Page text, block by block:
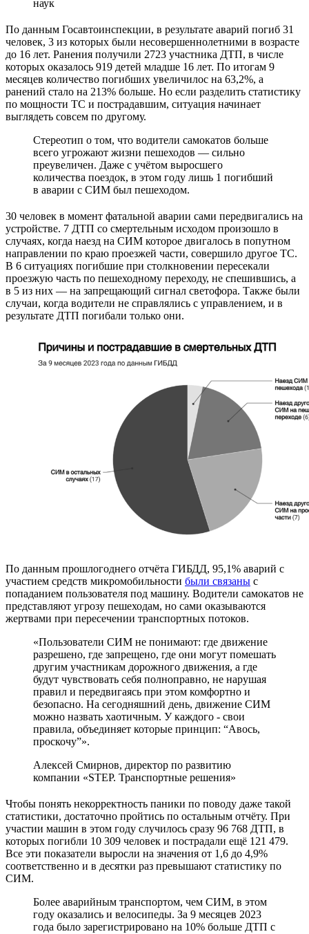
наук
По данным Госавтоинспекции, в результате аварий погиб 31
человек, 3 из которых были несовершеннолетними в возрасте
до 16 лет. Ранения получили 2723 участника ДТП, в числе
которых оказалось 919 детей младше 16 лет. По итогам 9
месяцев количество погибших увеличилос на 63,2%, а
ранений стало на 213% больше. Но если разделить статистику
по мощности ТС и пострадавшим, ситуация начинает
выглядеть совсем по другому.
Стереотип о том, что водители самокатов больше
всего угрожают жизни пешеходов — сильно
преувеличен. Даже с учётом выросшего
количества поездок, в этом году лишь 1 погибший
в аварии с СИМ был пешеходом.
30 человек в момент фатальной аварии сами передвигались на
устройстве. 7 ДТП со смертельным исходом произошло в
случаях, когда наезд на СИМ которое двигалось в попутном
направлении по краю проезжей части, совершило другое ТС.
В 6 ситуациях погибшие при столкновении пересекали
проезжую часть по пешеходному переходу, не спешившись, а
в 5 из них — на запрещающий сигнал светофора. Также были
случаи, когда водители не справлялись с управлением, и в
результате ДТП погибали только они.
По данным прошлогоднего отчёта ГИБДД, 95,1% аварий с
участием средств микромобильности были связаны с
попаданием пользователя под машину. Водители самокатов не
представляют угрозу пешеходам, но сами оказываются
жертвами при пересечении транспортных потоков.
«Пользователи СИМ не понимают: где движение
разрешено, где запрещено, где они могут помешать
другим участникам дорожного движения, а где
будут чувствовать себя полноправно, не нарушая
правил и передвигаясь при этом комфортно и
безопасно. На сегодняшний день, движение СИМ
можно назвать хаотичным. У каждого - свои
правила, объединяет которые принцип: “Авось,
проскочу”».
Алексей Смирнов, директор по развитию
компании «STEP. Транспортные решения»
Чтобы понять некорректность паники по поводу даже такой
статистики, достаточно пройтись по остальным отчёту. При
участии машин в этом году случилось сразу 96 768 ДТП, в
которых погибли 10 309 человек и пострадали ещё 121 479.
Все эти показатели выросли на значения от 1,6 до 4,9%
соответственно и в десятки раз превышают статистику по
СИМ.
Более аварийным транспортом, чем СИМ, в этом
году оказались и велосипеды. За 9 месяцев 2023
года было зарегистрировано на 10% больше ДТП с